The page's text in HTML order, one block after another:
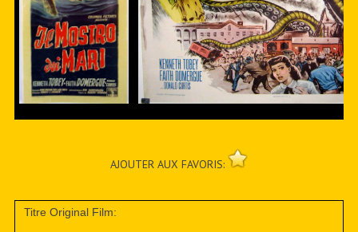
AJOUTER AUX FAVORIS:
Titre Original Film: